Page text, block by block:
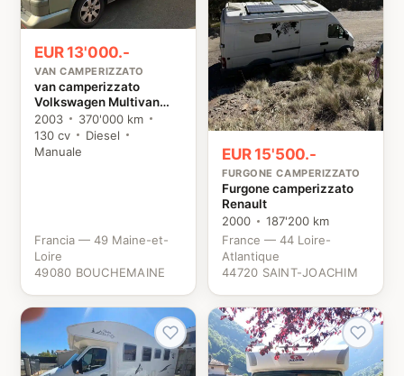
EUR 13'000.-
VAN CAMPERIZZATO
van camperizzato
Volkswagen Multivan
TDI 130 VW
2003
370'000 km
130 cv
Diesel
Manuale
Francia — 49 Maine-et-
Loire
49080 BOUCHEMAINE
EUR 15'500.-
FURGONE CAMPERIZZATO
Furgone camperizzato
Renault
2000
187'200 km
France — 44 Loire-
Atlantique
44720 SAINT-JOACHIM